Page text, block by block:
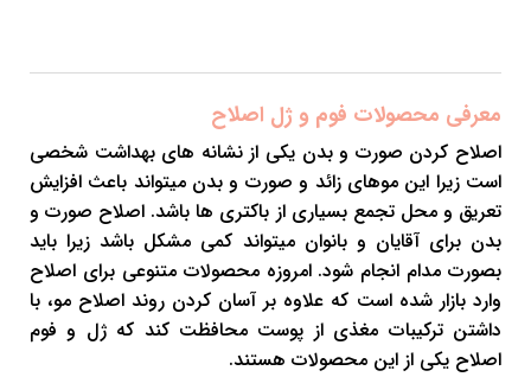
معرفی محصولات فوم و ژل اصلاح
اصلاح کردن صورت و بدن یکی از نشانه های بهداشت شخصی
است زیرا این موهای زائد و صورت و بدن میتواند باعث افزایش
تعریق و محل تجمع بسیاری از باکتری ها باشد. اصلاح صورت و
بدن برای آقایان و بانوان میتواند کمی مشکل باشد زیرا باید
بصورت مدام انجام شود. امروزه محصولات متنوعی برای اصلاح
وارد بازار شده است که علاوه بر آسان کردن روند اصلاح مو، با
داشتن ترکیبات مغذی از پوست محافظت کند که ژل و فوم
اصلاح یکی از این محصولات هستند.